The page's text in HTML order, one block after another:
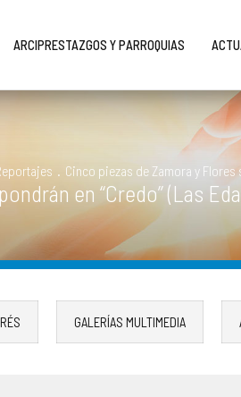
ARCIPRESTAZGOS Y PARROQUIAS
. Cinco piezas de Zamora y Flores
en “Credo” (Las
GALERÍAS MULTIMEDIA